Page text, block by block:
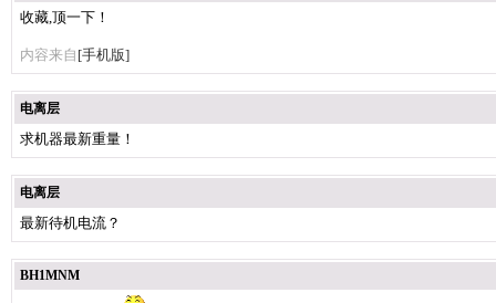
收藏,顶一下！
内容来自 [手机版]
电离层
求机器最新重量！
电离层
最新待机电流？
BH1MNM